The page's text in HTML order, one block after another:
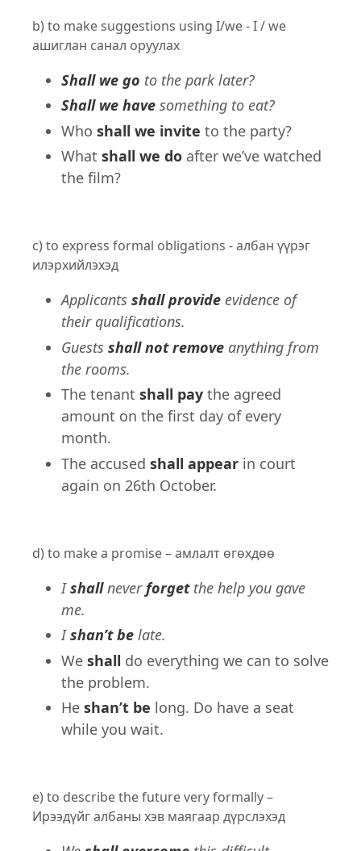
b) to make suggestions using I/we - I / we
ашиглан санал оруулах
Shall we go to the park later?
Shall we have something to eat?
Who shall we invite to the party?
What shall we do after we’ve watched
the film?
c) to express formal obligations - албан үүрэг
илэрхийлэхэд
Applicants shall provide evidence of
their qualifications.
Guests shall not remove anything from
the rooms.
The tenant shall pay the agreed
amount on the first day of every
month.
The accused shall appear in court
again on 26th October.
d) to make a promise – амлалт өгөхдөө
Ishallneverforgetthe help you gave
me.
Ishan’t be late.
We shall do everything we can to solve
the problem.
He shan’t be long. Do have a seat
while you wait.
e) to describe the future very formally –
Ирээдүйг албаны хэв маягаар дүрслэхэд